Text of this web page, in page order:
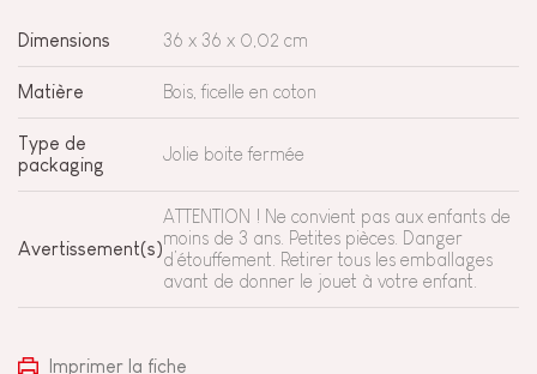
Dimensions 36 x 36 x 0,02 cm
Matière Bois, ficelle en coton
Type de
packaging
Jolie boite fermée
Avertissement(s)
ATTENTION ! Ne convient pas aux enfants de
moins de 3 ans. Petites pièces. Danger
d’étouffement. Retirer tous les emballages
avant de donner le jouet à votre enfant.
Imprimer la fiche